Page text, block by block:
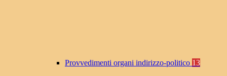
Provvedimenti organi indirizzo-politico 13